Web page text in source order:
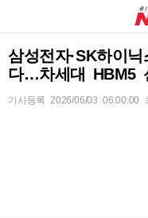
삼성전자·SK하이
다…차세대 HBM5
기사등록 2026/06/03 06:00:00